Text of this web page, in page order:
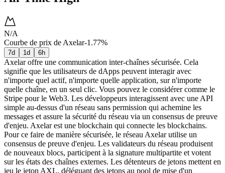
N/A
Courbe de prix de Axelar-1.77%
7d 1d 6h
Axelar offre une communication inter-chaînes sécurisée. Cela
signifie que les utilisateurs de dApps peuvent interagir avec
n'importe quel actif, n'importe quelle application, sur n'importe
quelle chaîne, en un seul clic. Vous pouvez le considérer comme le
Stripe pour le Web3. Les développeurs interagissent avec une API
simple au-dessus d'un réseau sans permission qui achemine les
messages et assure la sécurité du réseau via un consensus de preuve
d'enjeu. Axelar est une blockchain qui connecte les blockchains.
Pour ce faire de manière sécurisée, le réseau Axelar utilise un
consensus de preuve d'enjeu. Les validateurs du réseau produisent
de nouveaux blocs, participent à la signature multipartite et votent
sur les états des chaînes externes. Les détenteurs de jetons mettent en
jeu le jeton AXL, déléguant des jetons au pool de mise d'un